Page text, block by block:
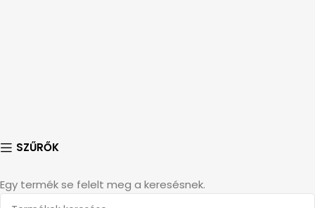
SZŰRŐK
Egy termék se felelt meg a keresésnek.